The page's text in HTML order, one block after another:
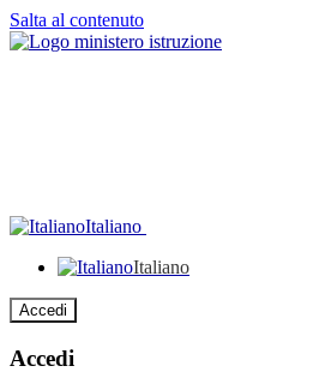
Salta al contenuto
Italiano
Italiano
Accedi
Accedi